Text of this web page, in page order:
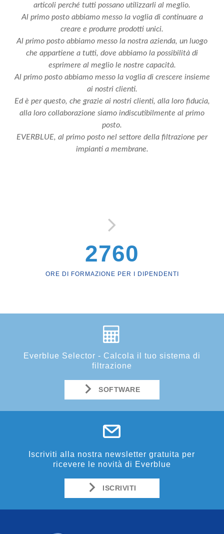
articoli perché tutti possano utilizzarli al meglio.
Al primo posto abbiamo messo la voglia di continuare a
creare e produrre prodotti unici.
Al primo posto abbiamo messo la nostra azienda, un luogo
che appartiene a tutti, dove abbiamo la possibilità di
esprimere al meglio le nostre capacità.
Al primo posto abbiamo messo la voglia di crescere insieme
ai nostri clienti.
Ed è per questo, che grazie ai nostri clienti, alla loro fiducia,
alla loro collaborazione siamo indiscutibilmente al primo
posto.
EVERBLUE, al primo posto nel settore della filtrazione per
impianti a membrane.
2760
ORE DI FORMAZIONE PER I DIPENDENTI
Everblue Selector - Calcola il tuo sistema di
filtrazione
SOFTWARE
Iscriviti alla nostra newsletter gratuita per
ricevere le novità di Everblue
ISCRIVITI